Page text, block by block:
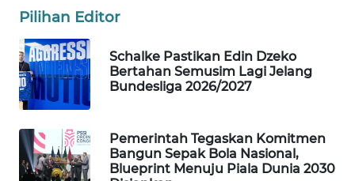
Pilihan Editor
Schalke Pastikan Edin Dzeko
Bertahan Semusim Lagi Jelang
Bundesliga 2026/2027
Pemerintah Tegaskan Komitmen
Bangun Sepak Bola Nasional,
Blueprint Menuju Piala Dunia 2030
LPKKI
LKKI
KOPEKLIN